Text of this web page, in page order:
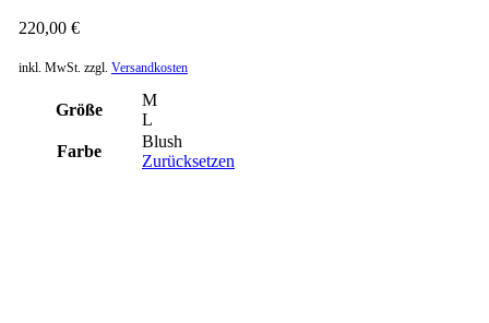
220,00 €
inkl. MwSt. zzgl. Versandkosten
Größe
M
L
Farbe
Blush
Zurücksetzen